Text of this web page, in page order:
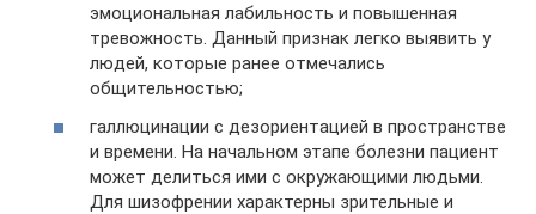
эмоциональная лабильность и повышенная
тревожность. Данный признак легко выявить у
людей, которые ранее отмечались
общительностью;
галлюцинации с дезориентацией в пространстве
и времени. На начальном этапе болезни пациент
может делиться ими с окружающими людьми.
Для шизофрении характерны зрительные и